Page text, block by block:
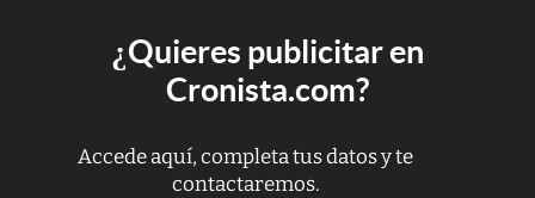
¿Quieres publicitar en
Cronista.com?
Accede aquí, completa tus datos y te
contactaremos.